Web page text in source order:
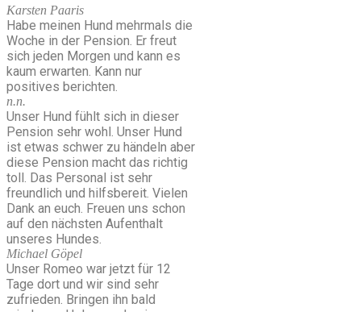
Karsten Paaris
Habe meinen Hund mehrmals die
Woche in der Pension. Er freut
sich jeden Morgen und kann es
kaum erwarten. Kann nur
positives berichten.
n.n.
Unser Hund fühlt sich in dieser
Pension sehr wohl. Unser Hund
ist etwas schwer zu händeln aber
diese Pension macht das richtig
toll. Das Personal ist sehr
freundlich und hilfsbereit. Vielen
Dank an euch. Freuen uns schon
auf den nächsten Aufenthalt
unseres Hundes.
Michael Göpel
Unser Romeo war jetzt für 12
Tage dort und wir sind sehr
zufrieden. Bringen ihn bald